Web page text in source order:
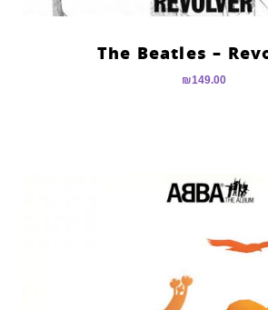
The Beatles –
₪149.00